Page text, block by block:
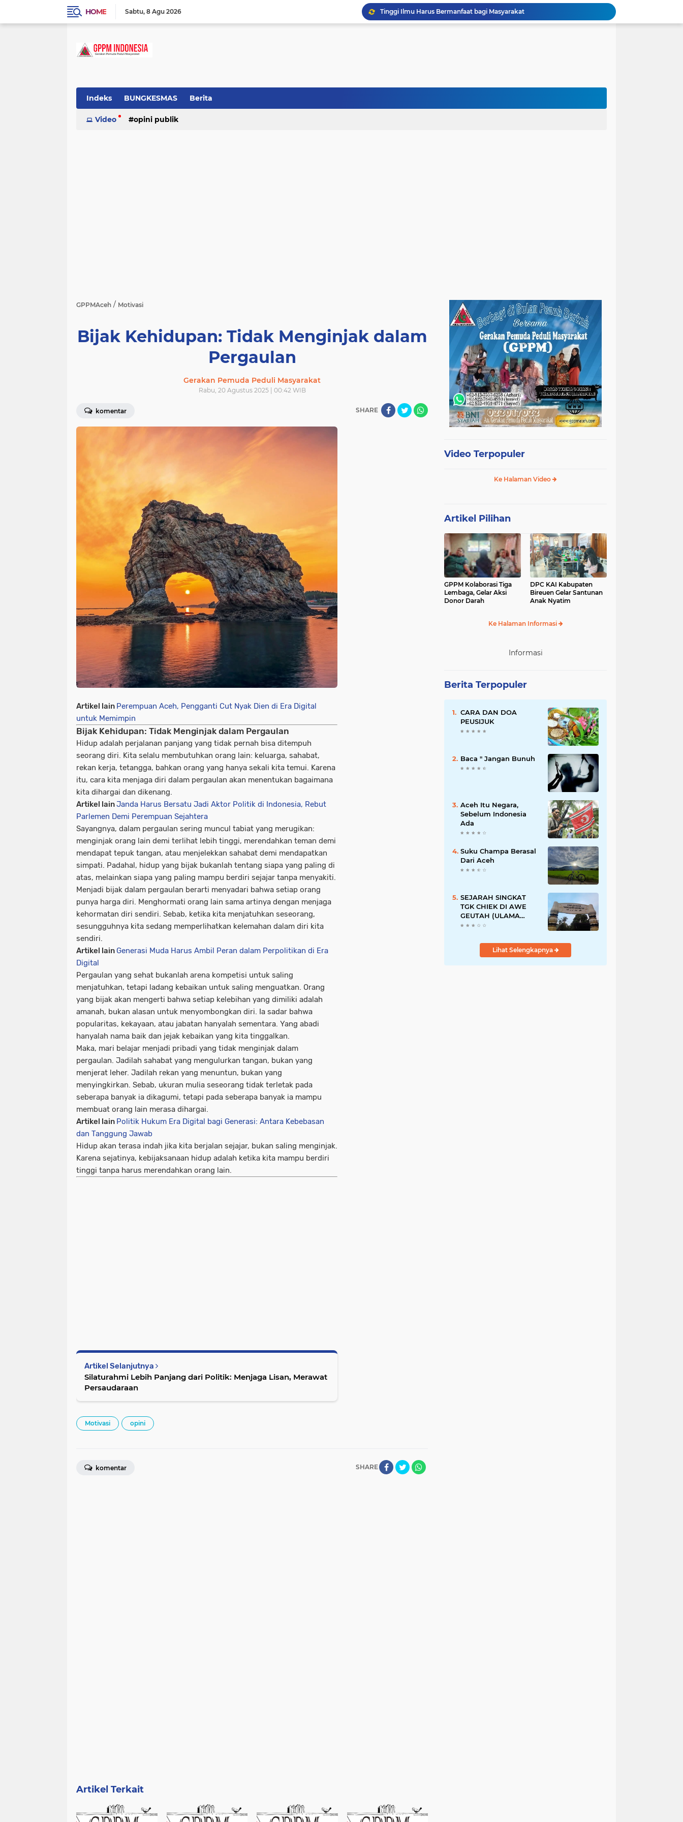
HOME Sabtu 8 Agu 2026
Tinggi Ilmu Harus Bermanfaat bagi Masyarakat
Perjuangan Pendidikan: Dari Keluarga Tidak Mampu Menuju Impian S1, S2, dan S3
Doa untuk Istri dan Anak dalam Kandungan: Harapan Seorang Ayah
Indeks BUNGKESMAS Berita
Budaya Covid-19 Donor Darah
Video opini publik
GPPMAceh / Motivasi
Bijak Kehidupan: Tidak Menginjak dalam
Pergaulan
Gerakan Pemuda Peduli Masyarakat
Rabu, 20 Agustus 2025 | 00:42 WIB
komentar SHARE
Artikel lain Perempuan Aceh, Pengganti Cut Nyak Dien di Era Digital
untuk Memimpin
Bijak Kehidupan: Tidak Menginjak dalam Pergaulan
Hidup adalah perjalanan panjang yang tidak pernah bisa ditempuh
seorang diri. Kita selalu membutuhkan orang lain: keluarga, sahabat,
rekan kerja, tetangga, bahkan orang yang hanya sekali kita temui. Karena
itu, cara kita menjaga diri dalam pergaulan akan menentukan bagaimana
kita dihargai dan dikenang.
Artikel lainJanda Harus Bersatu Jadi Aktor Politik di Indonesia, Rebut
Parlemen Demi Perempuan Sejahtera
Sayangnya, dalam pergaulan sering muncul tabiat yang merugikan:
menginjak orang lain demi terlihat lebih tinggi, merendahkan teman demi
mendapat tepuk tangan, atau menjelekkan sahabat demi mendapatkan
simpati. Padahal, hidup yang bijak bukanlah tentang siapa yang paling di
atas, melainkan siapa yang paling mampu berdiri sejajar tanpa menyakiti.
Menjadi bijak dalam pergaulan berarti menyadari bahwa setiap orang
punya harga diri. Menghormati orang lain sama artinya dengan menjaga
kehormatan diri sendiri. Sebab, ketika kita menjatuhkan seseorang,
sesungguhnya kita sedang memperlihatkan kelemahan dalam diri kita
sendiri.
Artikel lain Generasi Muda Harus Ambil Peran dalam Perpolitikan di Era
Digital
Pergaulan yang sehat bukanlah arena kompetisi untuk saling
menjatuhkan, tetapi ladang kebaikan untuk saling menguatkan. Orang
yang bijak akan mengerti bahwa setiap kelebihan yang dimiliki adalah
amanah, bukan alasan untuk menyombongkan diri. Ia sadar bahwa
popularitas, kekayaan, atau jabatan hanyalah sementara. Yang abadi
hanyalah nama baik dan jejak kebaikan yang kita tinggalkan.
Maka, mari belajar menjadi pribadi yang tidak menginjak dalam
pergaulan. Jadilah sahabat yang mengulurkan tangan, bukan yang
menjerat leher. Jadilah rekan yang menuntun, bukan yang
menyingkirkan. Sebab, ukuran mulia seseorang tidak terletak pada
seberapa banyak ia dikagumi, tetapi pada seberapa banyak ia mampu
membuat orang lain merasa dihargai.
Artikel lain Politik Hukum Era Digital bagi Generasi: Antara Kebebasan
dan Tanggung Jawab
Hidup akan terasa indah jika kita berjalan sejajar, bukan saling menginjak.
Karena sejatinya, kebijaksanaan hidup adalah ketika kita mampu berdiri
tinggi tanpa harus merendahkan orang lain.
Artikel Selanjutnya
Silaturahmi Lebih Panjang dari Politik: Menjaga Lisan, Merawat
Persaudaraan
Motivasi opini
SHARE
komentar
Artikel Terkait
Video Terpopuler
Ke Halaman Video
Artikel Pilihan
GPPM Kolaborasi Tiga
Lembaga, Gelar Aksi
Donor Darah
DPC KAI Kabupaten
Bireuen Gelar Santunan
Anak Nyatim
Ke Halaman Informasi
Informasi
Berita Terpopuler
CARA DAN DOA
PEUSIJUK
Baca " Jangan Bunuh
Aceh Itu Negara,
Sebelum Indonesia
Ada
Suku Champa Berasal
Dari Aceh
SEJARAH SINGKAT
TGK CHIEK DI AWE
GEUTAH (ULAMA
PERNAH TINGGAL DI
Lihat Selengkapnya